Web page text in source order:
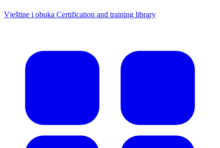
Vještine i obuka Certification and training library